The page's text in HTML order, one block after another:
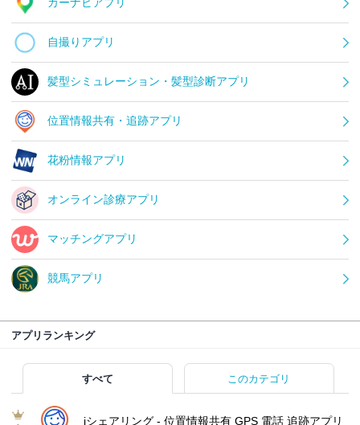
自撮りアプリ
髪型シミュレーション・髪型診断アプリ
位置情報共有・追跡アプリ
花粉情報アプリ
オンライン診療アプリ
マッチングアプリ
競馬アプリ
アプリランキング
すべて このカテゴリ
iシェアリング - 位置情報共有 GPS 電話 追跡アプリ